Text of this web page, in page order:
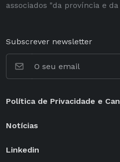
associados "da província e
Subscrever newsletter
Política de Privacidade e
Notícias
Linkedin